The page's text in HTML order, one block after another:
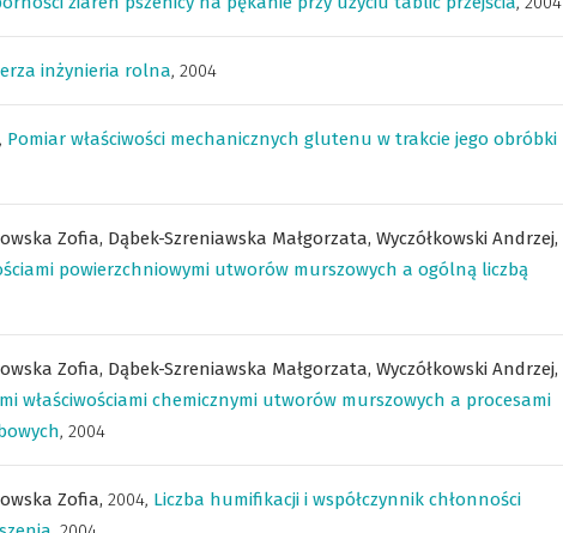
inżynieria rolna, 2004
, Pomiar właściwości mechanicznych glutenu w trakcie jego obróbki
Zofia, Dąbek-Szreniawska Małgorzata, Wyczółkowski Andrzej,
powierzchniowymi utworów murszowych a ogólną liczbą
Zofia, Dąbek-Szreniawska Małgorzata, Wyczółkowski Andrzej,
właściwościami chemicznymi utworów murszowych a procesami
, 2004
Zofia, 2004, Liczba humifikacji i współczynnik chłonności